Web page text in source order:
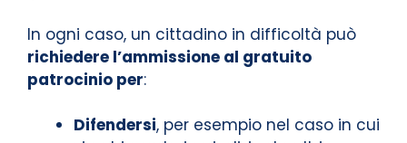
In ogni caso, un cittadino in difficoltà può
richiedere l’ammissione al gratuito
patrocinio per:
Difendersi, per esempio nel caso in cui